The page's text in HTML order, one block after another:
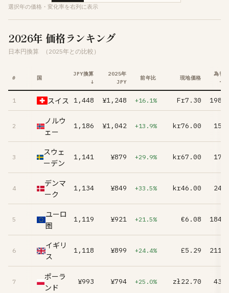
選択年の価格・変化率を右列に表示
2026年 価格ランキング
日本円換算 （2025年との比較）
# 国
JPY換算
↓
2025年
JPY
前年比 現地価格
為替
ー
1 スイス ¥1,448 ¥1,248 +16.1% Fr7.30
2
ノルウ
ェー
¥1,186 ¥1,042 +13.9% kr76.00
3
スウェ
ーデン
¥1,141 ¥879 +29.9% kr67.00
4
デンマ
ーク
¥1,134 ¥849 +33.5% kr46.00
5
ユーロ
圏
¥1,119 ¥921 +21.5% €6.08
6
イギリ
ス
¥1,118 ¥899 +24.4% £5.29
7
ポーラ
ンド
¥993 ¥794 +25.0% zł22.70